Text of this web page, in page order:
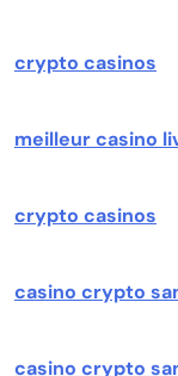
crypto casinos
meilleur casino
crypto casinos
casino crypto
casino crypto